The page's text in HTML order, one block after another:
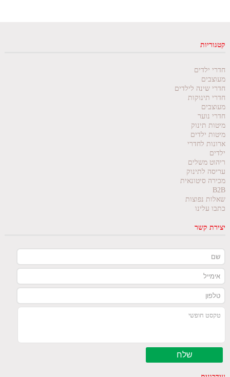
קטגוריות
חדרי ילדים
מעוצבים
חדרי שינה לילדים
חדרי תינוקות
מעוצבים
חדרי נוער
מיטות תינוק
מיטות ילדים
ארונות לחדרי
ילדים
ריהוט משלים
עריסה לתינוק
מכירה סיטונאית
B2B
שאלות נפוצות
כתבו עלינו
יצירת קשר